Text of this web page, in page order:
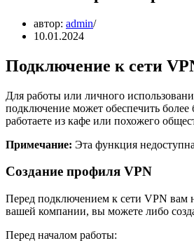
автор: admin
10.01.2024
Подключение к сети
Для работы или личного
подключение может обеспечить
работаете из кафе или похожего
Примечание: Эта функция
Создание профиля VPN
Перед подключением к сети VPN вам
вашей компании, вы можете либо
Перед началом работы: